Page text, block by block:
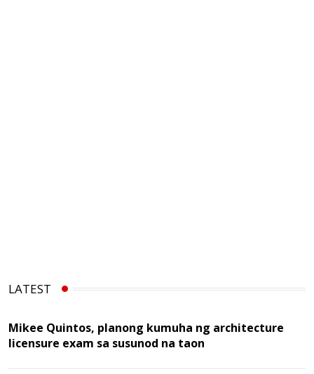
LATEST
Mikee Quintos, planong kumuha ng architecture
licensure exam sa susunod na taon